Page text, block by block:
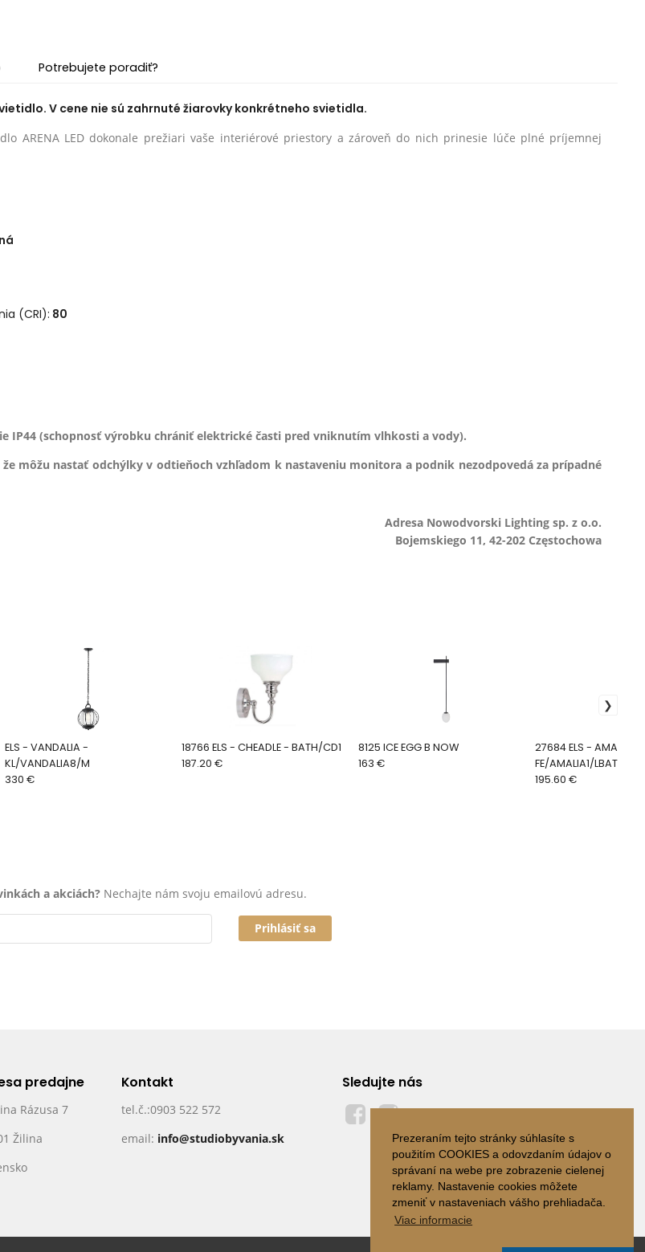
Prezeraním tejto stránky súhlasíte s
použitím COOKIES a odovzdaním údajov o
správaní na webe pre zobrazenie cielenej
reklamy. Nastavenie cookies môžete
zmeniť v nastaveniach vášho prehliadača.
Viac informacie
Potrebujete poradiť?
V cene nie sú zahrnuté žiarovky konkrétneho svietidla.
ARENA LED dokonale prežiari vaše interiérové priestory a zároveň do nich prinesie lúče plné príjemnej
(CRI): 80
IP44 (schopnosť výrobku chrániť elektrické časti pred vniknutím vlhkosti a vody).
môžu nastať odchýlky v odtieňoch vzhľadom k nastaveniu monitora a podnik nezodpovedá za prípadné
Adresa Nowodvorski Lighting sp. z o.o.
Bojemskiego 11, 42-202 Częstochowa
ELS - VANDALIA -
KL/VANDALIA8/M
330 €
18766 ELS - CHEADLE - BATH/CD1
187.20 €
8125 ICE EGG B NOW
163 €
27684 ELS - AMALIA -
FE/AMALIA1/LBATH
195.60 €
a akciách? Nechajte nám svoju emailovú adresu.
Prihlásiť sa
predajne
Rázusa 7
Žilina
Kontakt
tel.č.:0903 522 572
email: info@studiobyvania.sk
Sledujte nás